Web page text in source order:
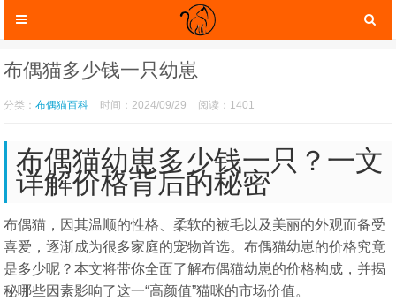
咪服装 猫咪玩具
布偶猫多少钱一只幼崽
分类：布偶猫百科 时间：2024/09/29 阅读：1401
布偶猫幼崽多少钱一只？一文
详解价格背后的秘密
布偶猫，因其温顺的性格、柔软的被毛以及美丽的外观而备受
喜爱，逐渐成为很多家庭的宠物首选。布偶猫幼崽的价格究竟
是多少呢？本文将带你全面了解布偶猫幼崽的价格构成，并揭
秘哪些因素影响了这一“高颜值”猫咪的市场价值。